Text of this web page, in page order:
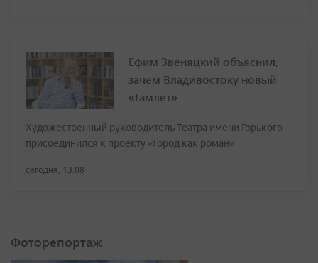
Ефим Звеняцкий объяснил,
зачем Владивостоку новый
«Гамлет»
Художественный руководитель Театра имени Горького
присоединился к проекту «Город как роман»
сегодня, 13:08
Фоторепортаж